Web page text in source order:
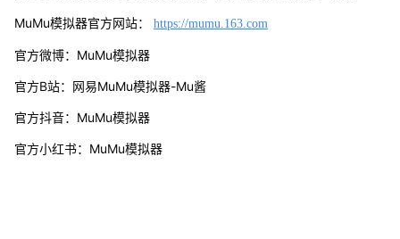
MuMu模拟器官方网站： https://mumu.163.com
官方微博：MuMu模拟器
官方B站：网易MuMu模拟器-Mu酱
官方抖音：MuMu模拟器
官方小红书：MuMu模拟器